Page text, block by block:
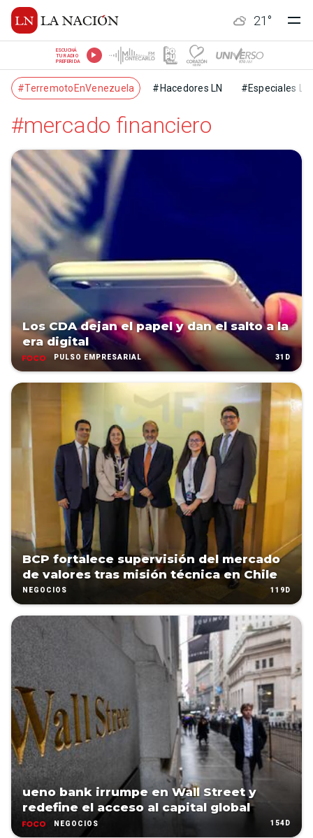
21 °
ESCUCHÁ
TU RADIO
PREFERIDA
#TerremotoEnVenezuela #Hacedores LN #Especiales LN
#mercado financiero
Los CDA dejan el papel y dan el salto a la
era digital
PULSO EMPRESARIAL 31D
BCP fortalece supervisión del mercado
de valores tras misión técnica en Chile
NEGOCIOS 119D
ueno bank irrumpe en Wall Street y
redefine el acceso al capital global
NEGOCIOS 154D